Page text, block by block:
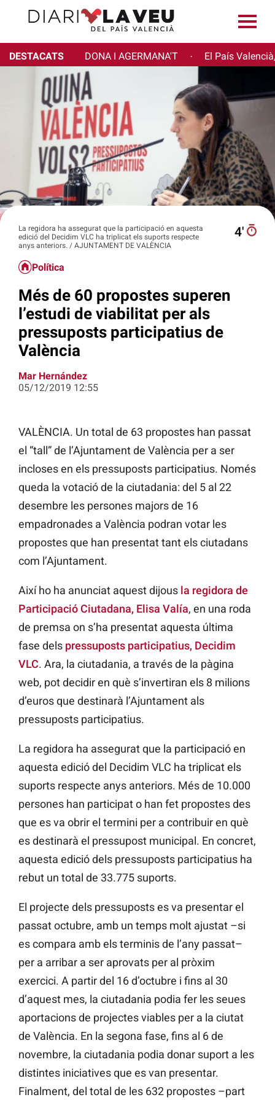
DESTACATS DONA I AGERMANA'T · El País
La regidora ha assegurat que la participació en aquesta
edició del Decidim VLC ha triplicat els suports respecte
anys anteriors. / AJUNTAMENT DE VALÈNCIA
4′
Política
Més de 60 propostes superen
l’estudi de viabilitat per als
pressuposts participatius de
València
Mar Hernández
05/12/2019 12:55
VALÈNCIA. Un total de 63 propostes han passat
el “tall” de l’Ajuntament de València per a ser
incloses en els pressuposts participatius. Només
queda la votació de la ciutadania: del 5 al 22
desembre les persones majors de 16
empadronades a València podran votar les
propostes que han presentat tant els ciutadans
com l’Ajuntament.
Així ho ha anunciat aquest dijous la regidora de
Participació Ciutadana, Elisa Valía, en una roda
de premsa on s’ha presentat aquesta última
fase dels pressuposts participatius, Decidim
VLC. Ara, la ciutadania, a través de la pàgina
web, pot decidiren què s’invertiran els 8 milions
d’euros que destinarà l’Ajuntament als
pressuposts participatius.
La regidora ha assegurat que la participació en
aquesta edició del Decidim VLC ha triplicat els
suports respecte anys anteriors. Més de 10.000
persones han participat o han fet propostes des
que es va obrir el termini per a contribuiren què
es destinarà el pressupost municipal. En concret,
aquesta edició dels pressuposts participatius ha
rebut un total de 33.775 suports.
El projecte dels pressuposts es va presentar el
passat octubre, amb un temps molt ajustat –si
es compara amb els terminis de l’any passat–
per a arribar a ser aprovats per al pròxim
exercici. A partir del 16 d’octubre i fins al 30
d’aquest mes, la ciutadania podia fer les seues
aportacions de projectes viables per a la ciutat
de València. En la segona fase, fins al 6 de
novembre, la ciutadania podia donar suport a les
distintes iniciatives que es van presentar.
Finalment, del total de les 632 propostes –part